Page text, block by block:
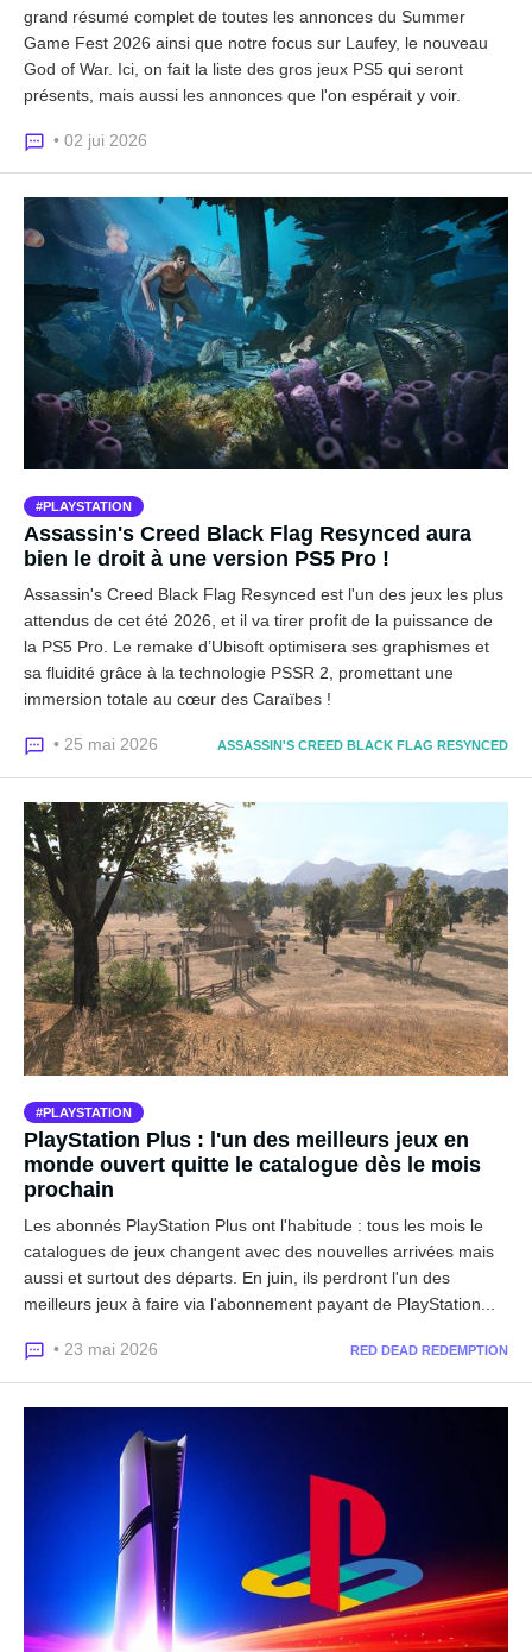
grand résumé complet de toutes les annonces du Summer
Game Fest 2026 ainsi que notre focus sur Laufey, le nouveau
God of War. Ici, on fait la liste des gros jeux PS5 qui seront
présents, mais aussi les annonces que l'on espérait y voir.
• 02 jui 2026
PLAYSTATION
Assassin's Creed Black Flag Resynced aura
bien le droit à une version PS5 Pro !
Assassin's Creed Black Flag Resynced est l'un des jeux les plus
attendus de cet été 2026, et il va tirer profit de la puissance de
la PS5 Pro. Le remake d’Ubisoft optimisera ses graphismes et
sa fluidité grâce à la technologie PSSR 2, promettant une
immersion totale au cœur des Caraïbes !
• 25 mai 2026 ASSASSIN'S CREED BLACK FLAG RESYNCED
PLAYSTATION
PlayStation Plus : l'un des meilleurs jeux en
monde ouvert quitte le catalogue dès le mois
prochain
Les abonnés PlayStation Plus ont l'habitude : tous les mois le
catalogues de jeux changent avec des nouvelles arrivées mais
aussi et surtout des départs. En juin, ils perdront l'un des
meilleurs jeux à faire via l'abonnement payant de PlayStation...
• 23 mai 2026 RED DEAD REDEMPTION